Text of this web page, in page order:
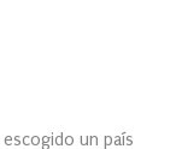
un país